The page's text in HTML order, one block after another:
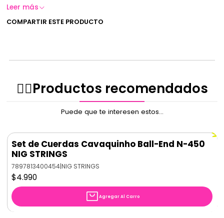
Leer más
COMPARTIR ESTE PRODUCTO
✌🏻️Productos recomendados
Puede que te interesen estos...
Set de Cuerdas Cavaquinho Ball-End N-450
NIG STRINGS
7897813400454|NIG STRINGS
$4.990
Agregar Al Carro